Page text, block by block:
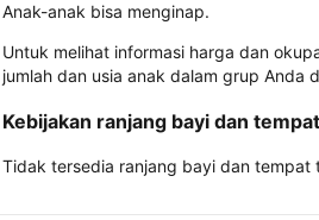
Anak-anak bisa menginap.
Untuk melihat informasi harga dan
jumlah dan usia anak dalam grup Anda
Kebijakan ranjang bayi dan
Tidak tersedia ranjang bayi dan tempat